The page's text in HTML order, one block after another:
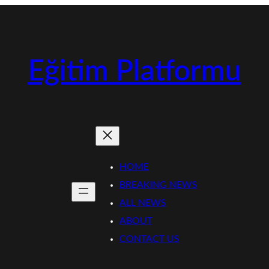
Eğitim Platformu
HOME
BREAKING NEWS
ALL NEWS
ABOUT
CONTACT US